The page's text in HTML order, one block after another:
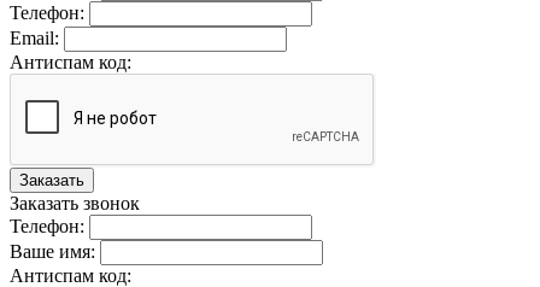
Телефон:
Email:
Антиспам код:
Заказать
Заказать звонок
Телефон:
Ваше имя:
Антиспам код: